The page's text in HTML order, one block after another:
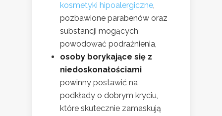
kosmetyki hipoalergiczne,
pozbawione parabenów oraz
substancji mogących
powodować podrażnienia,
osoby borykające się z
niedoskonałościami
powinny postawić na
podkłady o dobrym kryciu,
które skutecznie zamaskują